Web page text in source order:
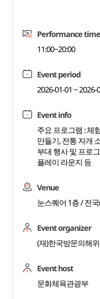
Performance time
11:00~20:00
Event period
2026-01-01 ~ 2026-
Event info
주요 프로그램 : 체
만들기, 전통 자개
부대 행사 및 프로
플레이 라운지 등
Venue
눈스퀘어 1층 / 전
Event organizer
(재)한국방문의해
Event host
문화체육관광부